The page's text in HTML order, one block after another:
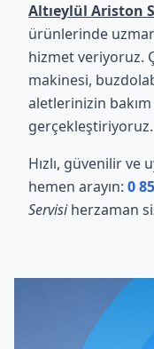
Altıeylül Ariston
ürünlerinde
hizmet veriyoruz.
makinesi,
aletlerinizin
gerçekleştiriyoruz.
Hızlı, güvenilir ve
hemen arayın: 0
Servisiherzaman